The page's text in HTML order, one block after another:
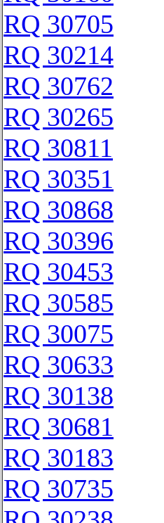
RQ 30705
RQ 30214
RQ 30762
RQ 30265
RQ 30811
RQ 30351
RQ 30868
RQ 30396
RQ 30453
RQ 30585
RQ 30075
RQ 30633
RQ 30138
RQ 30681
RQ 30183
RQ 30735